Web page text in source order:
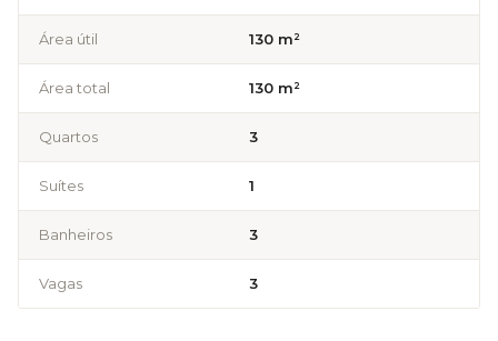
Área útil 130 m²
Área total 130 m²
Quartos 3
Suítes 1
Banheiros 3
Vagas 3